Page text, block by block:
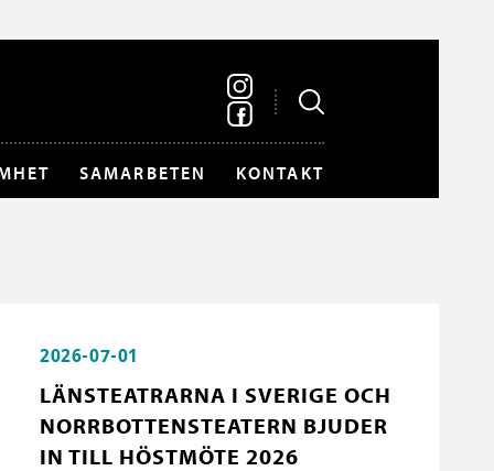
SAMARBETEN KONTAKT
2026-07-01
LÄNSTEATRARNA I SVERIGE OCH
NORRBOTTENSTEATERN BJUDER
IN TILL HÖSTMÖTE 2026